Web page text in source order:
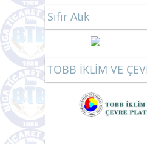
Sıfır Atık
TOBB İKLİM VE